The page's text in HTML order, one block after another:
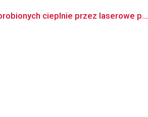
cieplnie przez laserowe p...